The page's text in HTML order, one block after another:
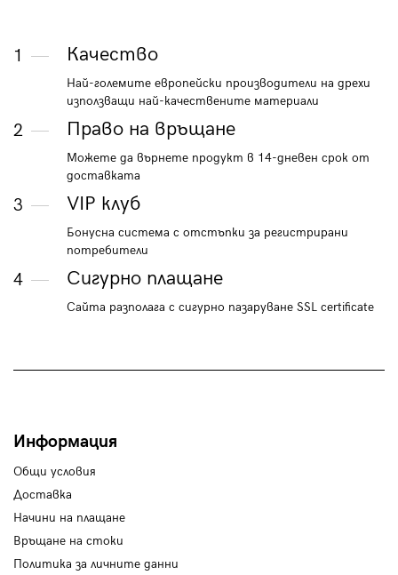
1 Качество
Най-големите европейски производители на дрехи
използващи най-качествените материали
2 Право на връщане
Можете да върнете продукт в 14-дневен срок от
доставката
3 VIP клуб
Бонусна система с отстъпки за регистрирани
потребители
4 Сигурно плащане
Сайта разполага с сигурно пазаруване SSL certificate
Информация
Общи условия
Доставка
Начини на плащане
Връщане на стоки
Политика за личните данни